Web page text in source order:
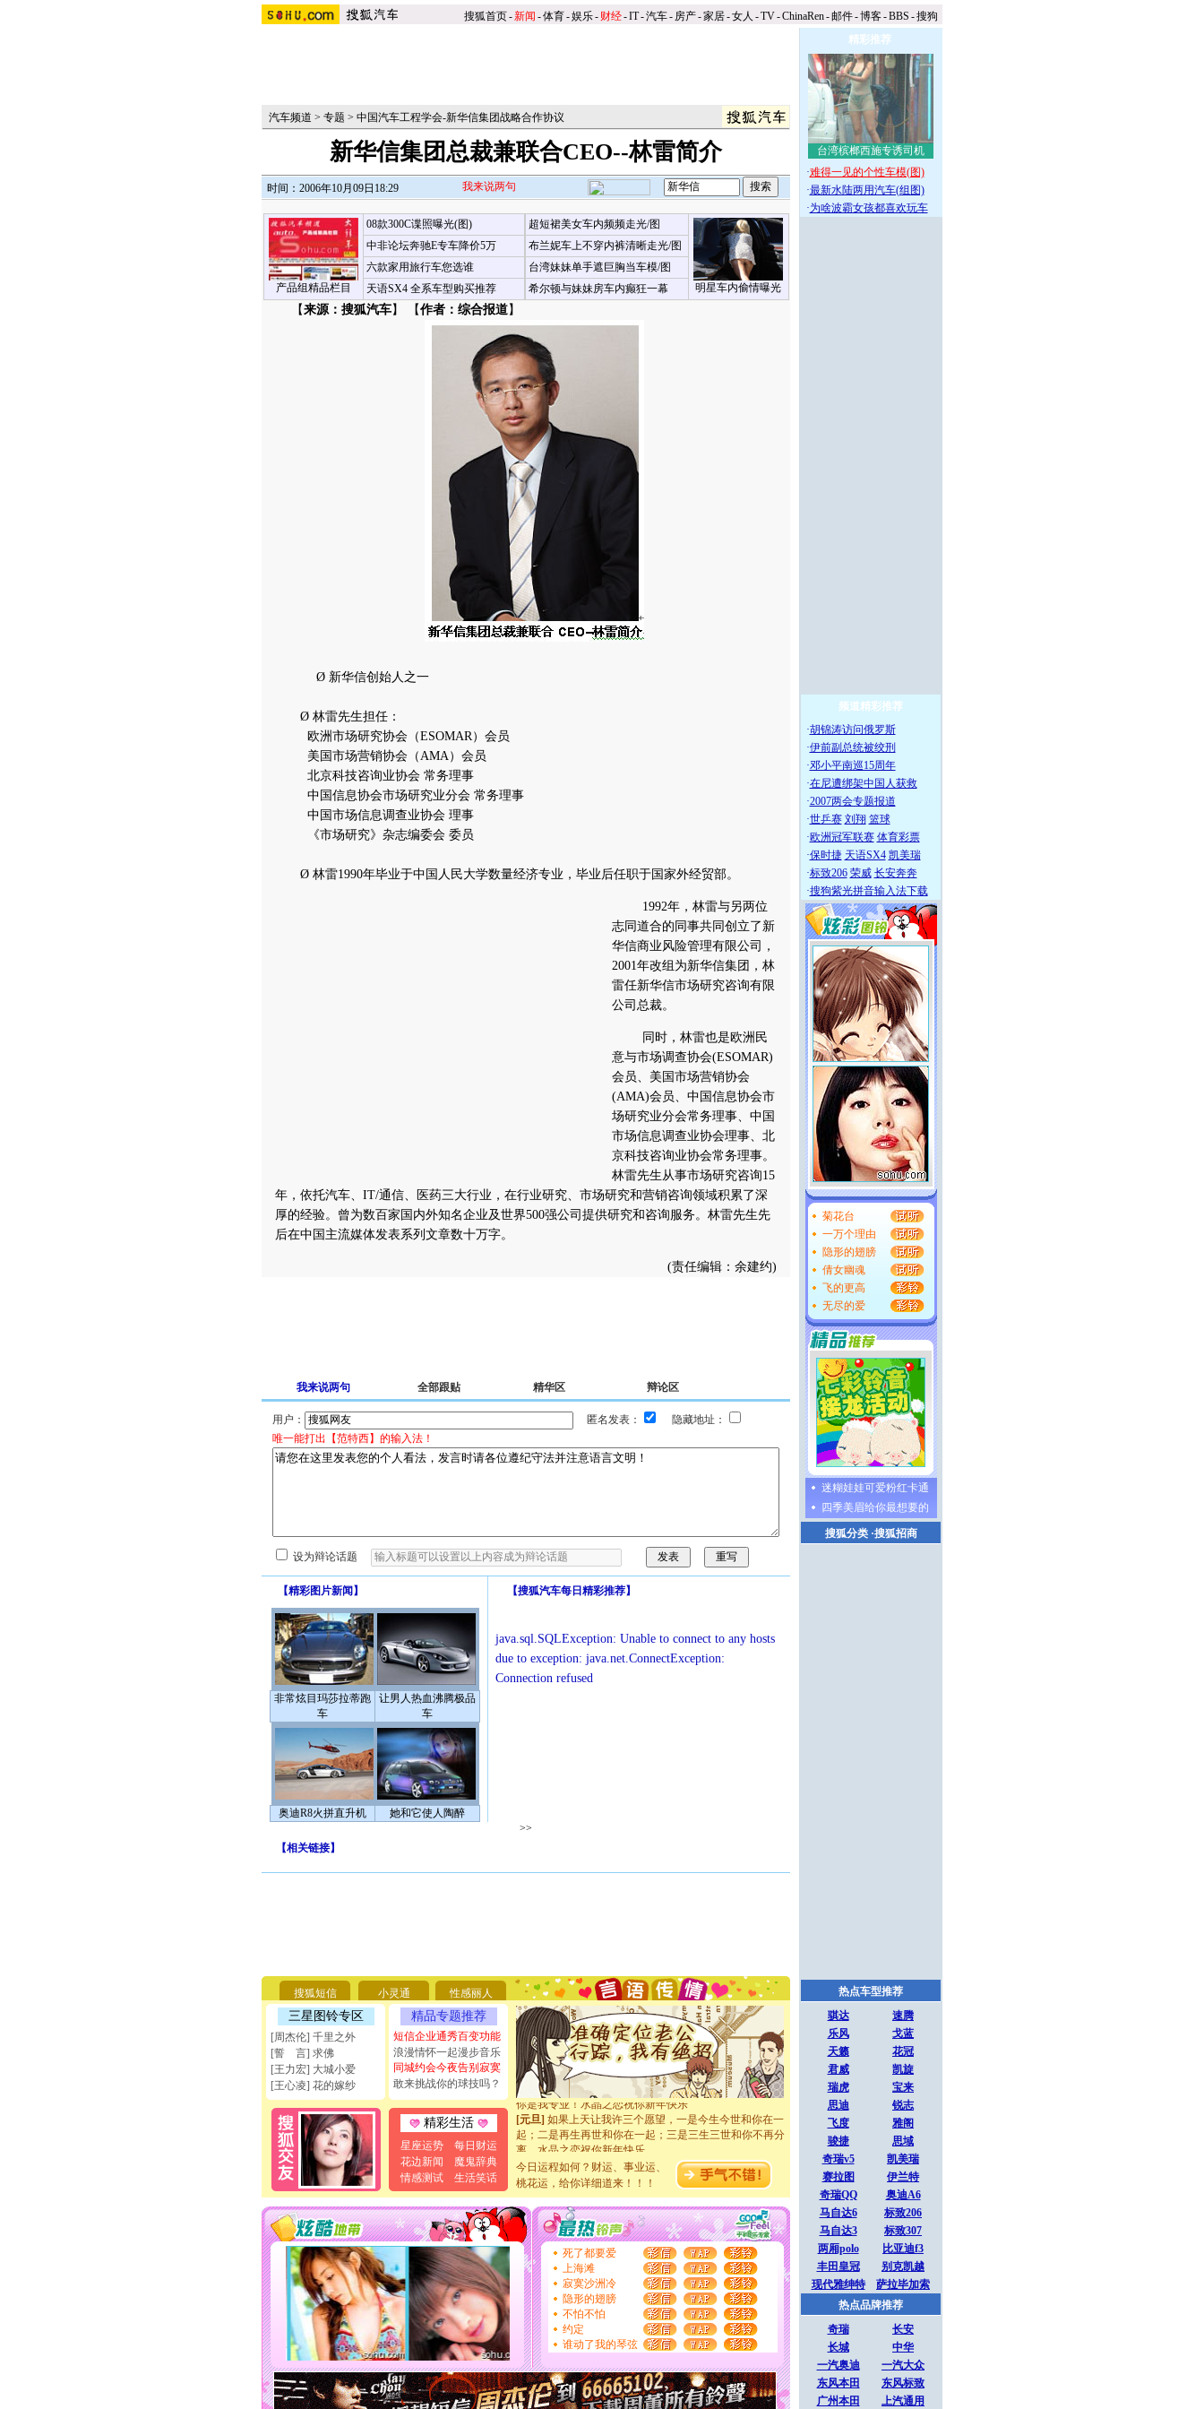
搜狐首页-新闻 -体育-娱乐- 财经-IT-汽车- 房产-家居-女人 -TV-ChinaRen-邮件-博客-BBS -搜狗
汽车频道 > 专题 > 中国汽车工程学会-新华信集团战略合作协议
新华信集团总裁兼联合CEO--林雷简介
时间：2006年10月09日18:29 我来说两句
产品组精品栏目
08款300C谍照曝光(图)
中非论坛奔驰E专车降价5万
六款家用旅行车您选谁
天语SX4 全系车型购买推荐
超短裙美女车内频频走光/图
明星车内偷情曝光
布兰妮车上不穿内裤清晰走光/图
台湾妹妹单手遮巨胸当车模/图
希尔顿与妹妹房车内癫狂一幕
【来源：搜狐汽车】 【作者：综合报道】
Ø 新华信创始人之一
Ø 林雷先生担任：
欧洲市场研究协会（ESOMAR）会员
美国市场营销协会（AMA）会员
北京科技咨询业协会 常务理事
中国信息协会市场研究业分会 常务理事
中国市场信息调查业协会 理事
《市场研究》杂志编委会 委员
Ø 林雷1990年毕业于中国人民大学数量经济专业，毕业后任职于国家外经贸部。
1992年，林雷与另两位
志同道合的同事共同创立了新
华信商业风险管理有限公司，
2001年改组为新华信集团，林
雷任新华信市场研究咨询有限
公司总裁。
同时，林雷也是欧洲民
意与市场调查协会(ESOMAR)
会员、美国市场营销协会
(AMA)会员、中国信息协会市
场研究业分会常务理事、中国
市场信息调查业协会理事、北
京科技咨询业协会常务理事。
林雷先生从事市场研究咨询15
年，依托汽车、IT/通信、医药三大行业，在行业研究、市场研究和营销咨询领域积累了深
厚的经验。曾为数百家国内外知名企业及世界500强公司提供研究和咨询服务。林雷先生先
后在中国主流媒体发表系列文章数十万字。
(责任编辑：余建约)
我来说两句 全部跟贴 精华区 辩论区
用户： 匿名发表：
隐藏地址：
唯一能打出【范特西】的输入法！
设为辩论话题
【精彩图片新闻 】
非常炫目玛莎拉蒂跑
车
让男人热血沸腾极品
车
奥迪R8火拼直升机 她和它使人陶醉
【搜狐汽车每日精彩推荐】
java.sql.SQLException: Unable to connect to any hosts
due to exception: java.net.ConnectException:
Connection refused
>>
【相关链接】
搜狐短信 小灵通 性感丽人
三星图铃专区
[周杰伦] 千里之外
[誓 言] 求佛
[王力宏] 大城小爱
[王心凌] 花的嫁纱
精品专题推荐
短信企业通秀百变功能
浪漫情怀一起漫步音乐
同城约会今夜告别寂寞
敢来挑战你的球技吗？
精彩生活
星座运势
每日财运
花边新闻
魔鬼辞典
情感测试
生活笑话
要平安！千万要知足！千万不要忘记我！
[圣诞节]不只这样的日子才会想起你,而是这样的日子才
能正大光明地骚扰你,告诉你,圣诞要快乐!新年要快乐!天
天都要快乐噢!
[圣诞节]奉上一颗祝福的心,在这个特别的日子里,愿幸福,
如意,快乐,鲜花,一切美好的祝愿与你同在.圣诞快乐!
[元旦]看到你我会触电；看不到你我要充电；没有你我会
断电。爱你是我职业，想你是我事业，抱你是我特长，吻
你是我专业！水晶之恋祝你新年快乐
[元旦]如果上天让我许三个愿望，一是今生今世和你在一
起；二是再生再世和你在一起；三是三生三世和你不再分
离。水晶之恋祝你新年快乐
当我狠下心扭头离去那一刻，你在我身后无助地哭
泣，这痛楚让我明白我多么爱你。我转身抱住你：这猪不
卖了。水晶之恋祝你新年快乐。
颜！冬去春来似水如烟，劳碌人生需尽欢！听一曲轻歌，
道一声平安！新年吉祥万事如愿
[春节]
传说薰衣草有四片叶子：第一片叶子是信仰，第二
片叶子是希望，第三片叶子是爱情，第四片叶子是幸运。
送你一棵薰衣草，愿你新年快乐！
[圣诞节]圣诞节到了，想想没什么送给你的，又不打算给
你太多，只有给你五千万：千万快乐！千万要健康！千万
要平安！千万要知足！千万不要忘记我！
[圣诞节]不只这样的日子才会想起你,而是这样的日子才
能正大光明地骚扰你,告诉你,圣诞要快乐!新年要快乐!天
天都要快乐噢!
[圣诞节]奉上一颗祝福的心,在这个特别的日子里,愿幸福,
如意,快乐,鲜花,一切美好的祝愿与你同在.圣诞快乐!
今日运程如何？财运、事业运、
桃花运，给你详细道来！！！
死了都要爱
上海滩
寂寞沙洲冷
隐形的翅膀
不怕不怕
约定
谁动了我的琴弦
精彩推荐
台湾槟榔西施专诱司机
·难得一见的个性车模(图)
·最新水陆两用汽车(组图)
·为啥波霸女孩都喜欢玩车
频道精彩推荐
·胡锦涛访问俄罗斯
·伊前副总统被绞刑
·邓小平南巡15周年
·在尼遭绑架中国人获救
·2007两会专题报道
·世乒赛 刘翔 篮球
·欧洲冠军联赛 体育彩票
·保时捷 天语SX4 凯美瑞
·标致206 荣威 长安奔奔
·搜狗紫光拼音输入法下载
菊花台
一万个理由
隐形的翅膀
倩女幽魂
飞的更高
无尽的爱
迷糊娃娃可爱粉红卡通
四季美眉给你最想要的
搜狐分类·搜狐招商
热点车型推荐
骐达
速腾
乐风
戈蓝
天籁
花冠
君威
凯旋
瑞虎
宝来
思迪
锐志
飞度
雅阁
骏捷
思域
奇瑞v5
凯美瑞
赛拉图
伊兰特
奇瑞QQ
奥迪A6
马自达6
标致206
马自达3
标致307
两厢polo
比亚迪f3
丰田皇冠
别克凯越
现代雅绅特
萨拉毕加索
热点品牌推荐
奇瑞
长安
长城
中华
一汽奥迪
一汽大众
东风本田
东风标致
广州本田
上汽通用